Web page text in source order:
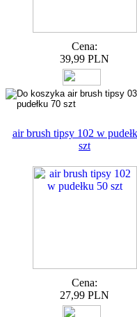
Cena:
39,99 PLN
air brush tipsy 102 w
szt
Cena:
27,99 PLN